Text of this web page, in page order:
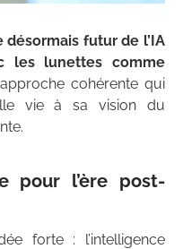
désormais futur de l’IA
les lunettes comme
cohérente qui
vie à sa vision du
pour l’ère post-
forte : l’intelligence